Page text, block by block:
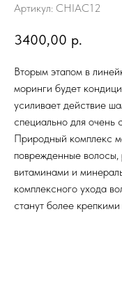
Артикул: CHIAC12
3400,00 р.
Вторым этапом в
моринги будет
усиливает действие
специально для очень
Природный комплекс
поврежденные волосы,
витаминами и
комплексного ухода
станут более